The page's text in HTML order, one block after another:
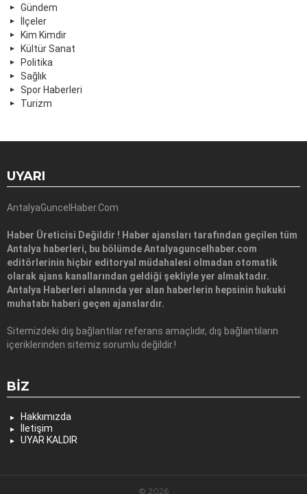
Gündem
İlçeler
Kim Kimdir
Kültür Sanat
Politika
Sağlık
Spor Haberleri
Turizm
UYARI
AntalyaGuncelHaber.Com
Haber Üreticisi Değildir ! Haber ajansları tarafından geçilen tüm
Antalya haberleri, bu bölümde Antalyaguncelhaber.com
editörlerinin hiçbir editoryal müdahalesi olmadan otomatik
olarak ajans kanallarından geldiği şekliyle yer almaktadır.
Antalya Haberleri alanında yer alan haberlerin hepsinin hukuki
muhatabı haberi geçen ajanslardır.
Sitemizdeki dış bağlantılar referans amaçlıdır, dış bağlantıların
içeriklerinden sitemiz sorumlu değildir.!
BIZ
Hakkımızda
İletişim
UYAR KALDIR
© 2026